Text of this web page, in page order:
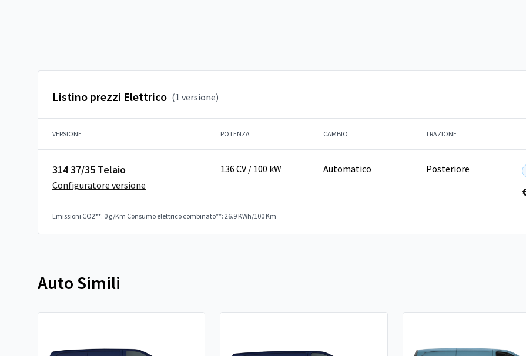
Listino prezzi Elettrico (1 versione)
VERSIONE POTENZA CAMBIO TRAZIONE
314 37/35 Telaio
Configuratore versione
136 CV / 100 kW Automatico Posteriore
Emissioni CO2**: 0 g/Km Consumo elettrico combinato**: 26.9 KWh/100 Km
Auto Simili